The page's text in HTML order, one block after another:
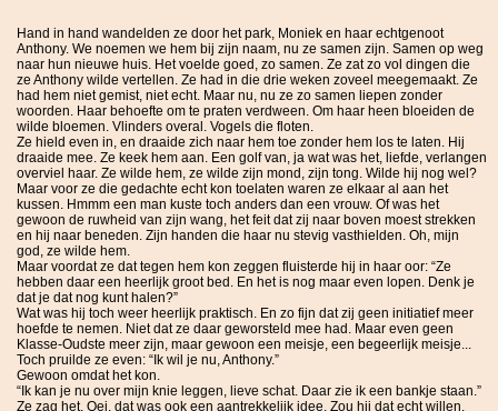
Hand in hand wandelden ze door het park, Moniek en haar echtgenoot
Anthony. We noemen we hem bij zijn naam, nu ze samen zijn. Samen op weg
naar hun nieuwe huis. Het voelde goed, zo samen. Ze zat zo vol dingen die
ze Anthony wilde vertellen. Ze had in die drie weken zoveel meegemaakt. Ze
had hem niet gemist, niet echt. Maar nu, nu ze zo samen liepen zonder
woorden. Haar behoefte om te praten verdween. Om haar heen bloeiden de
wilde bloemen. Vlinders overal. Vogels die floten.
Ze hield even in, en draaide zich naar hem toe zonder hem los te laten. Hij
draaide mee. Ze keek hem aan. Een golf van, ja wat was het, liefde, verlangen
overviel haar. Ze wilde hem, ze wilde zijn mond, zijn tong. Wilde hij nog wel?
Maar voor ze die gedachte echt kon toelaten waren ze elkaar al aan het
kussen. Hmmm een man kuste toch anders dan een vrouw. Of was het
gewoon de ruwheid van zijn wang, het feit dat zij naar boven moest strekken
en hij naar beneden. Zijn handen die haar nu stevig vasthielden. Oh, mijn
god, ze wilde hem.
Maar voordat ze dat tegen hem kon zeggen fluisterde hij in haar oor: “Ze
hebben daar een heerlijk groot bed. En het is nog maar even lopen. Denk je
dat je dat nog kunt halen?”
Wat was hij toch weer heerlijk praktisch. En zo fijn dat zij geen initiatief meer
hoefde te nemen. Niet dat ze daar geworsteld mee had. Maar even geen
Klasse-Oudste meer zijn, maar gewoon een meisje, een begeerlijk meisje...
Toch pruilde ze even: “Ik wil je nu, Anthony.”
Gewoon omdat het kon.
“Ik kan je nu over mijn knie leggen, lieve schat. Daar zie ik een bankje staan.”
Ze zag het. Oei, dat was ook een aantrekkelijk idee. Zou hij dat echt willen.